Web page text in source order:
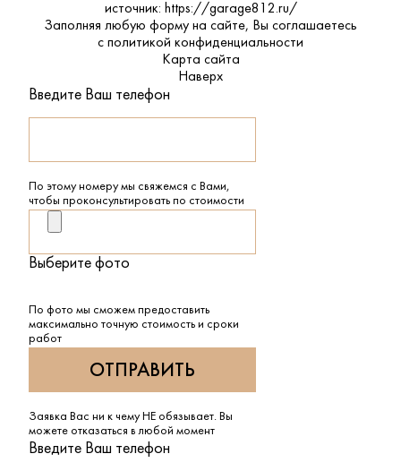
источник: https://garage812.ru/
Заполняя любую форму на сайте, Вы соглашаетесь
с политикой конфиденциальности
Карта сайта
Наверх
Введите Ваш телефон
По этому номеру мы свяжемся с Вами,
чтобы проконсультировать по стоимости
Выберите фото
По фото мы сможем предоставить
максимально точную стоимость и сроки
работ
Заявка Вас ни к чему НЕ обязывает. Вы
можете отказаться в любой момент
Введите Ваш телефон